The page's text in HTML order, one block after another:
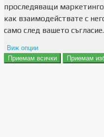
проследяващи
как взаимодействате с
само след вашето съгласие.
Виж опции
Препочитания за реклами
Приемам всички Приемам